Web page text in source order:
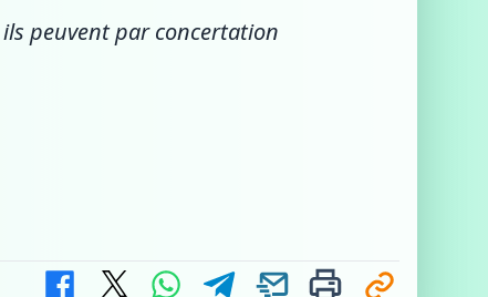
peuvent par concertation